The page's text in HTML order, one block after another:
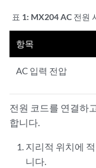
표 1: MX204 AC 전원
항목
AC 입력 전압
전원 코드를 연결하
합니다.
지리적 위치에
니다.